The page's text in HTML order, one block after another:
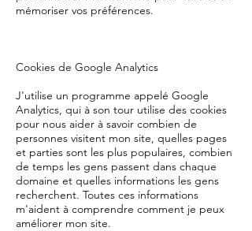
mémoriser vos préférences.
Cookies de Google Analytics
J'utilise un programme appelé Google
Analytics, qui à son tour utilise des cookies
pour nous aider à savoir combien de
personnes visitent mon site, quelles pages
et parties sont les plus populaires, combien
de temps les gens passent dans chaque
domaine et quelles informations les gens
recherchent. Toutes ces informations
m'aident à comprendre comment je peux
améliorer mon site.